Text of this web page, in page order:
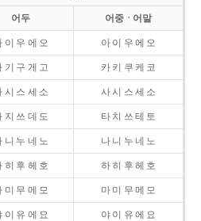
어두 어중ㆍ어말
이 우 에 오 아 이 우 에 오
기 구 게 고 카 키 쿠 케 코
시 스 세 소 사 시 스 세 소
지 쓰 데 도 타 치 쓰 테 토
니 누 네 노 나 니 누 네 노
히 후 헤 호 하 히 후 헤 호
미 무 메 모 마 미 무 메 모
이 유 에 요 야 이 유 에 요